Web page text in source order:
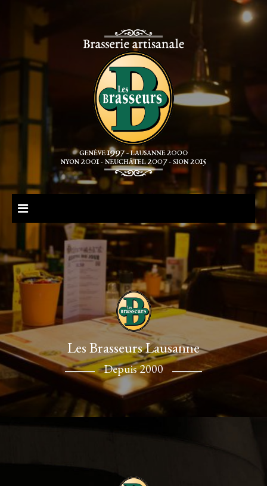
Les Brasseurs Lausanne
Depuis 2000